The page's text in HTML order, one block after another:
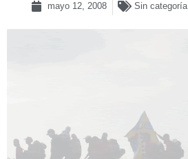
mayo 12, 2008 Sin categoría